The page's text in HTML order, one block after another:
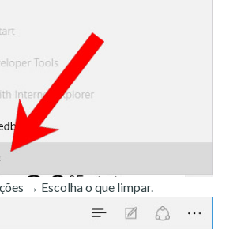
→ Escolha o que limpar.